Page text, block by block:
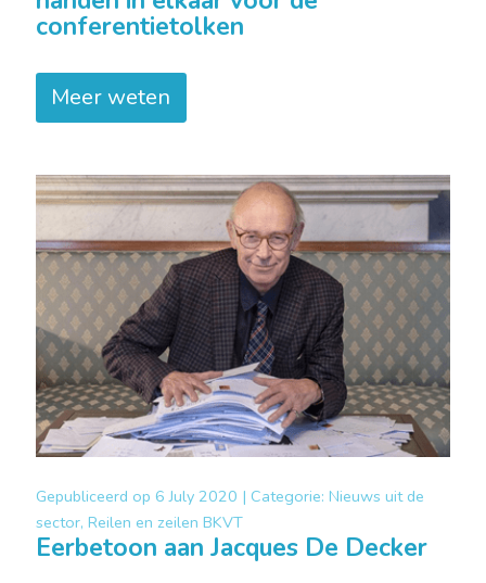
conferentietolken
Meer weten
Gepubliceerd op 6 July 2020 | Categorie: Nieuws uit de
sector, Reilen en zeilen BKVT
Eerbetoon aan Jacques De Decker